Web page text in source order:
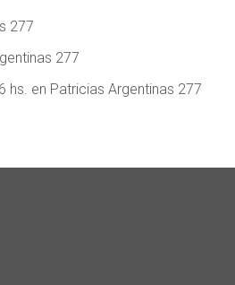
277
277
hs. en Patricias Argentinas 277